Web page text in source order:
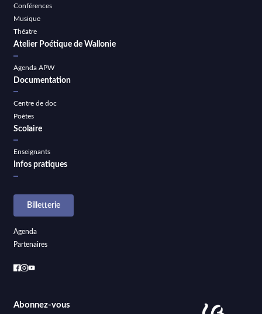
Conférences
Musique
Théatre
Atelier Poétique de Wallonie
Agenda APW
Documentation
Centre de doc
Poètes
Scolaire
Enseignants
Infos pratiques
Billetterie
Agenda
Partenaires
Abonnez-vous